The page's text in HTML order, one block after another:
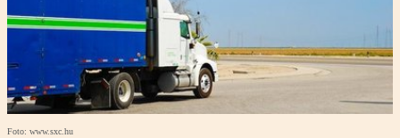
Foto: www.sxc.hu